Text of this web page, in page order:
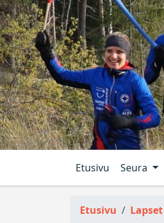
Etusivu Seura
Etusivu